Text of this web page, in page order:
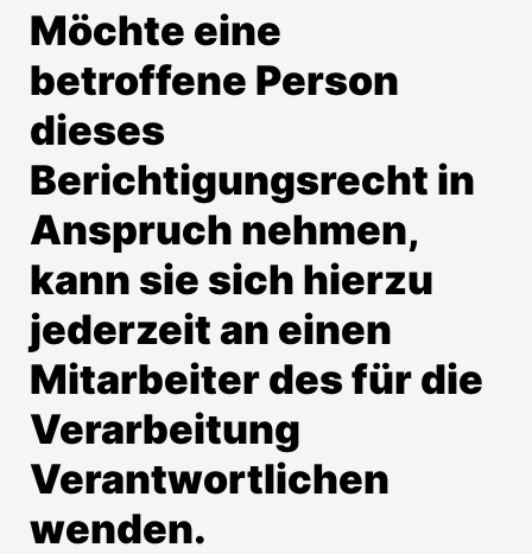
Möchte eine
betroffene Person
dieses
Berichtigungsrecht in
Anspruch nehmen,
kann sie sich hierzu
jederzeit an einen
Mitarbeiter des für die
Verarbeitung
Verantwortlichen
wenden.